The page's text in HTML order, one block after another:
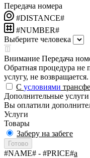
Передача номера
#DISTANCE#
#NUMBER#
Выберите человека
Внимание Передача
Обратная процедура не
услугу, не возвращается.
С условиями
Дополнительные услуги
Вы оплатили
Услуги
Товары
Заберу на забеге
Готово
#NAME# - #PRICE#a